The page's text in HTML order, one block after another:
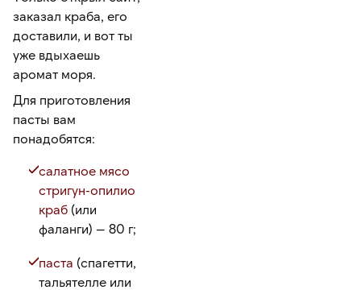
заказал краба, его
доставили, и вот ты
уже вдыхаешь
аромат моря.
Для приготовления
пасты вам
понадобятся:
салатное мясо
стригун-опилио
краб (или
фаланги) — 80 г;
паста (спагетти,
тальятелле или